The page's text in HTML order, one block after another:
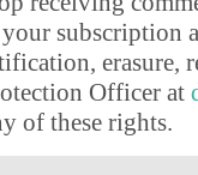
subscription
Officer at
of these rights.